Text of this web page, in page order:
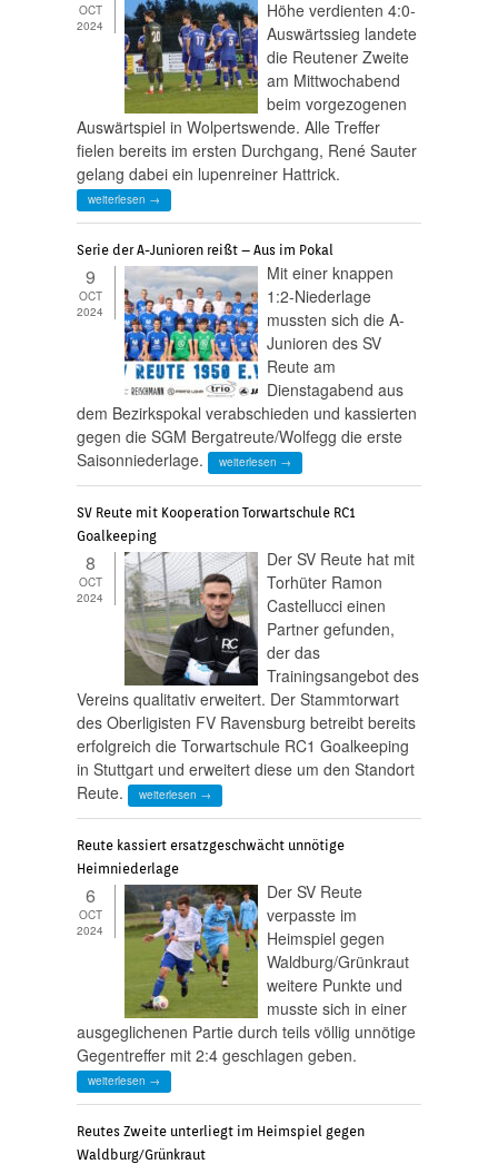
OCT
2024
Höhe verdienten 4:0-
Auswärtssieg landete
die Reutener Zweite
am Mittwochabend
beim vorgezogenen
Auswärtspiel in Wolpertswende. Alle Treffer
fielen bereits im ersten Durchgang, René Sauter
gelang dabei ein lupenreiner Hattrick.
weiterlesen →
Serie der A-Junioren reißt – Aus im Pokal
9
OCT
2024
Mit einer knappen
1:2-Niederlage
mussten sich die A-
Junioren des SV
Reute am
Dienstagabend aus
dem Bezirkspokal verabschieden und kassierten
gegen die SGM Bergatreute/Wolfegg die erste
Saisonniederlage.
weiterlesen →
SV Reute mit Kooperation Torwartschule RC1
Goalkeeping
8
OCT
2024
Der SV Reute hat mit
Torhüter Ramon
Castellucci einen
Partner gefunden,
der das
Trainingsangebot des
Vereins qualitativ erweitert. Der Stammtorwart
des Oberligisten FV Ravensburg betreibt bereits
erfolgreich die Torwartschule RC1 Goalkeeping
in Stuttgart und erweitert diese um den Standort
Reute.
weiterlesen →
Reute kassiert ersatzgeschwächt unnötige
Heimniederlage
6
OCT
2024
Der SV Reute
verpasste im
Heimspiel gegen
Waldburg/Grünkraut
weitere Punkte und
musste sich in einer
ausgeglichenen Partie durch teils völlig unnötige
Gegentreffer mit 2:4 geschlagen geben.
weiterlesen →
Reutes Zweite unterliegt im Heimspiel gegen
Waldburg/Grünkraut